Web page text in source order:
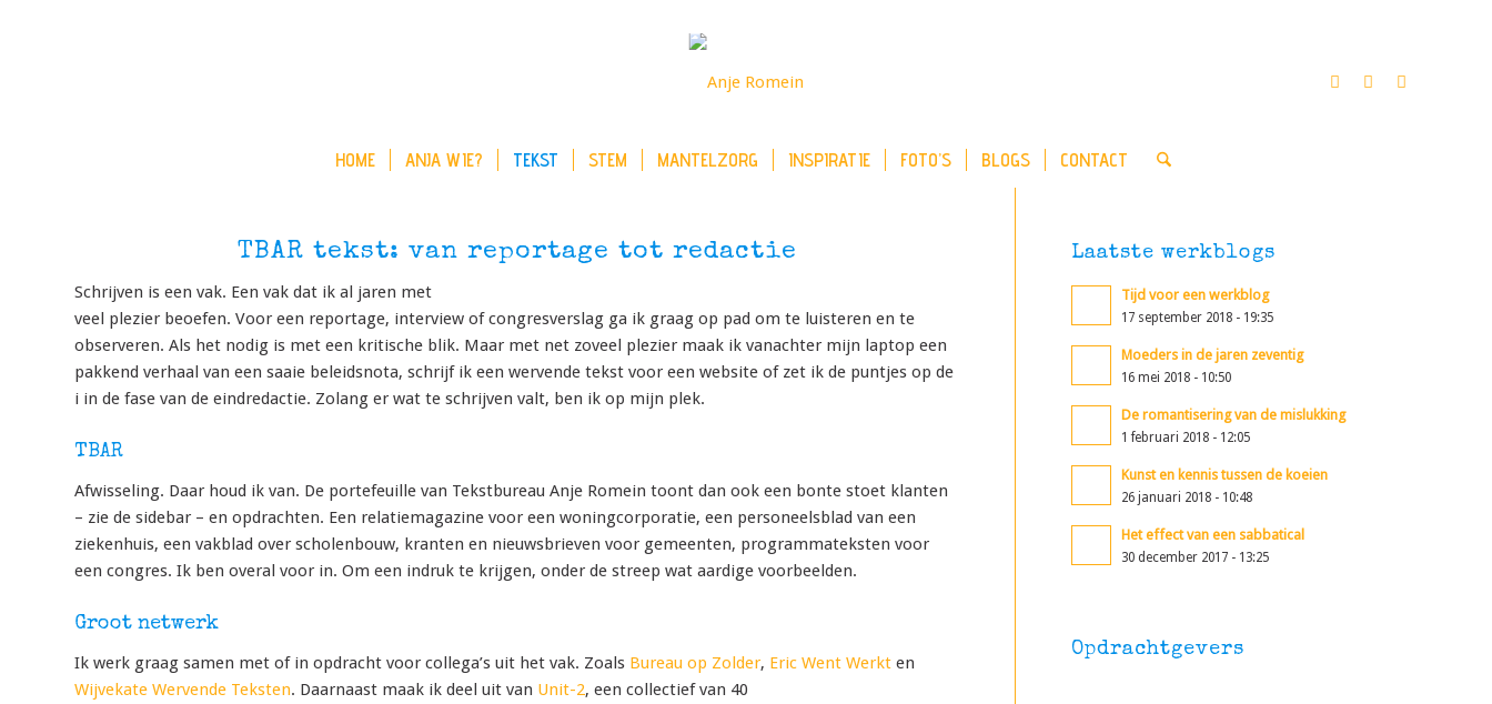
HOME ANJA WIE? TEKST STEM MANTELZORG INSPIRATIE FOTO’S BLOGS CONTACT
TBAR tekst: van reportage tot redactie
Schrijven is een vak. Een vak dat ik al jaren met
veel plezier beoefen. Voor een reportage, interview of congresverslag ga ik graag op pad om te luisteren en te
observeren. Als het nodig is met een kritische blik. Maar met net zoveel plezier maak ik vanachter mijn laptop een
pakkend verhaal van een saaie beleidsnota, schrijf ik een wervende tekst voor een website of zet ik de puntjes op de
i in de fase van de eindredactie. Zolang er wat te schrijven valt, ben ik op mijn plek.
TBAR
Afwisseling. Daar houd ik van. De portefeuille van Tekstbureau Anje Romein toont dan ook een bonte stoet klanten
– zie de sidebar – en opdrachten. Een relatiemagazine voor een woningcorporatie, een personeelsblad van een
ziekenhuis, een vakblad over scholenbouw, kranten en nieuwsbrieven voor gemeenten, programmateksten voor
een congres. Ik ben overal voor in. Om een indruk te krijgen, onder de streep wat aardige voorbeelden.
Groot netwerk
Ik werk graag samen met of in opdracht voor collega’s uit het vak. Zoals Bureau op Zolder, Eric Went Werkt en
Wijvekate Wervende Teksten. Daarnaast maak ik deel uit van Unit-2, een collectief van 40
Laatste werkblogs
Tijd voor een werkblog
17 september 2018 - 19:35
Moeders in de jaren zeventig
16 mei 2018 - 10:50
De romantisering van de mislukking
1 februari 2018 - 12:05
Kunst en kennis tussen de koeien
26 januari 2018 - 10:48
Het effect van een sabbatical
30 december 2017 - 13:25
Opdrachtgevers